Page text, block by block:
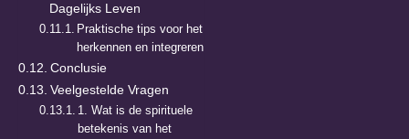
Dagelijks Leven
Praktische tips voor het
herkennen en integreren
Conclusie
Veelgestelde Vragen
1. Wat is de spirituele
betekenis van het